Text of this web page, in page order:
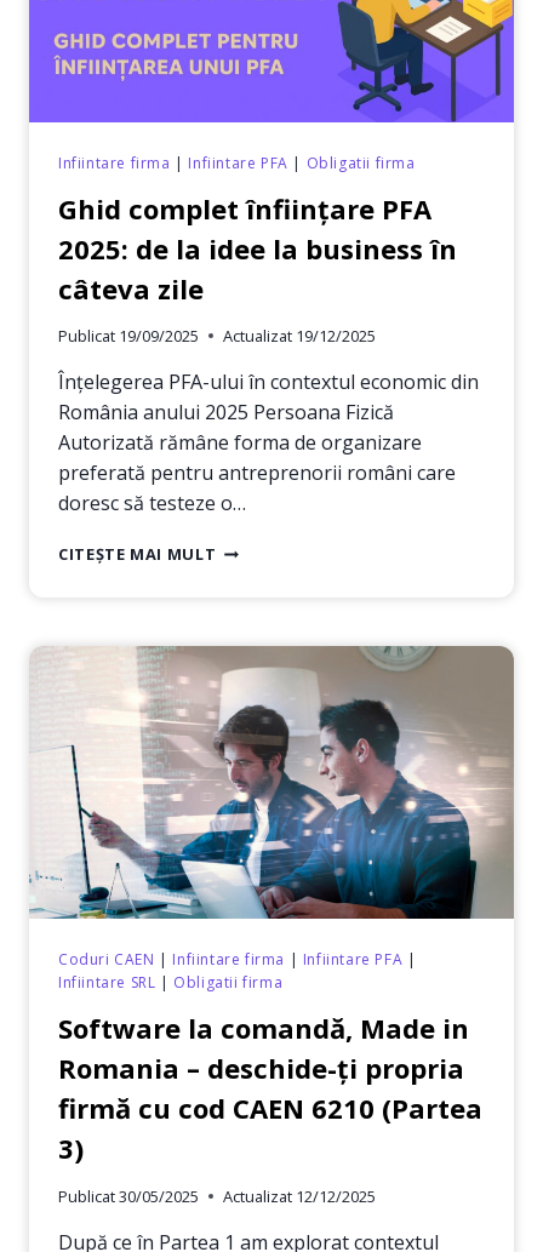
Infiintare firma | Infiintare PFA | Obligatii firma
Ghid complet înființare PFA
2025: de la idee la business în
câteva zile
Publicat 19/09/2025 Actualizat 19/12/2025
Înțelegerea PFA-ului în contextul economic din
România anului 2025 Persoana Fizică
Autorizată rămâne forma de organizare
preferată pentru antreprenorii români care
doresc să testeze o…
CITEȘTE MAI MULT GHID
2025:
DE
LA
IDEE
LA
BUSINESS
ÎN
CÂTEVA
ZILE
Coduri CAEN | Infiintare firma | Infiintare PFA |
Infiintare SRL | Obligatii firma
Software la comandă, Made in
Romania – deschide-ți propria
firmă cu cod CAEN 6210 (Partea
3)
Publicat30/05/2025 Actualizat 12/12/2025
După ce în Partea 1 am explorat contextul